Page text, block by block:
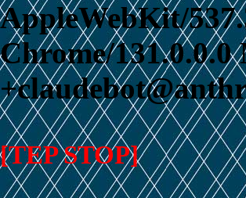
AppleWebKit/
Chrome/
[TEP STOP]